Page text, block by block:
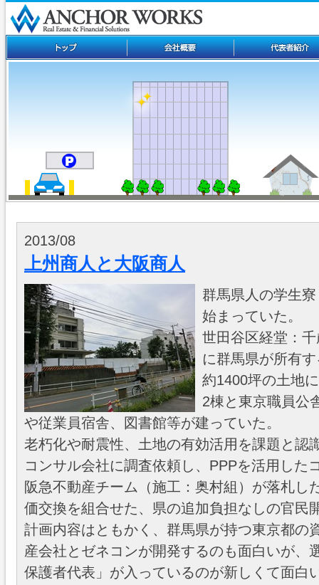
2013/08
上州商人と大阪商人
群馬県人の学生
始まっていた。
世田谷区経堂：
に群馬県が所有
約1400坪の土地
2棟と東京職員公
や従業員宿舎、図書館等が建っていた。
老朽化や耐震性、土地の有効活用を課題と認
コンサル会社に調査依頼し、PPPを活用した
阪急不動産チーム（施工：奥村組）が落札し
価交換を組合せた、県の追加負担なしの官民
計画内容はともかく、群馬県が持つ東京都の
産会社とゼネコンが開発するのも面白いが、
保護者代表」が入っているのが新しくて面白